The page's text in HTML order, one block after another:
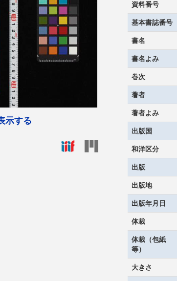
示する
資料番号
基本書誌番号
書名
書名よみ
巻次
著者
著者よみ
出版国
和洋区分
出版
出版地
出版年月日
体裁
体裁（包紙
等）
大きさ